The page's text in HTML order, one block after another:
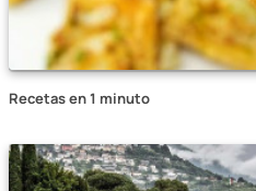
Recetas en 1 minuto